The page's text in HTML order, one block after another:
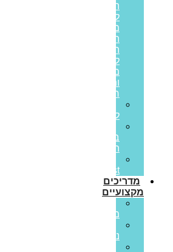
הלוואות
לבעלי
משכנתאות:
המדריך
המלא
ליציאה
מחובות
ותזרים
חיובי
לעסקים
בערבות
המדינה
Invest
מדריכים
מקצועיים
משתנה
נומינלית